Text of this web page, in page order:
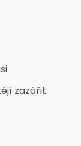
zazářit